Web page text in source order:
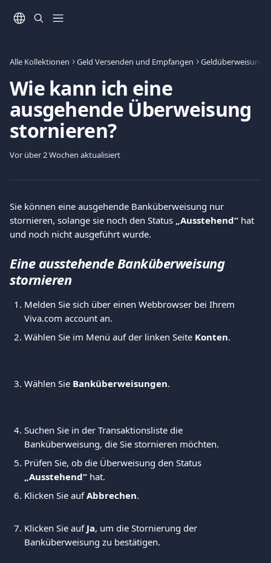
Alle Kollektionen Geld Versenden und Empfangen Geldüberweisung
Wie kann ich eine
ausgehende Überweisung
stornieren?
Vor über 2 Wochen aktualisiert
Sie können eine ausgehende Banküberweisung nur
stornieren, solange sie noch den Status „Ausstehend“ hat
und noch nicht ausgeführt wurde.
Eine ausstehende Banküberweisung
stornieren
Melden Sie sich über einen Webbrowser bei Ihrem
Viva.com account an.
Wählen Sie im Menü auf der linken Seite Konten.
Wählen Sie Banküberweisungen.
Suchen Sie in der Transaktionsliste die
Banküberweisung, die Sie stornieren möchten.
Prüfen Sie, ob die Überweisung den Status
„Ausstehend“ hat.
Klicken Sie auf Abbrechen.
Klicken Sie auf Ja, um die Stornierung der
Banküberweisung zu bestätigen.